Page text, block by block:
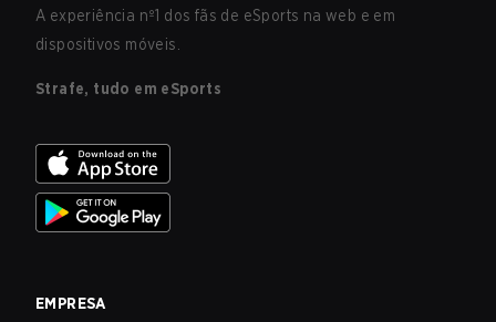
A experiência nº1 dos fãs de eSports na web e em
dispositivos móveis.
Strafe, tudo em eSports
EMPRESA